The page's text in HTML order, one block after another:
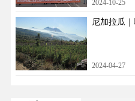
2024-10-25
尼加拉瓜
2024-04-27